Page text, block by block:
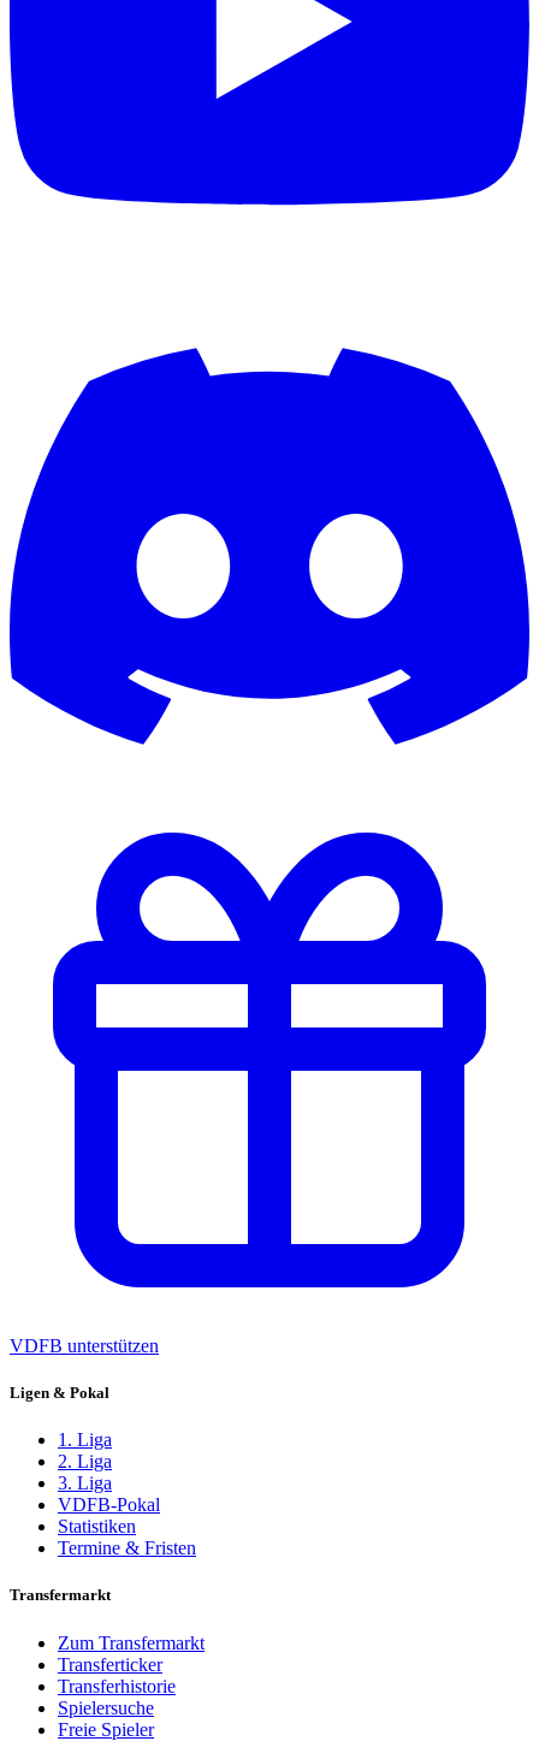
VDFB unterstützen
Ligen & Pokal
1. Liga
2. Liga
3. Liga
VDFB-Pokal
Statistiken
Termine & Fristen
Transfermarkt
Zum Transfermarkt
Transferticker
Transferhistorie
Spielersuche
Freie Spieler